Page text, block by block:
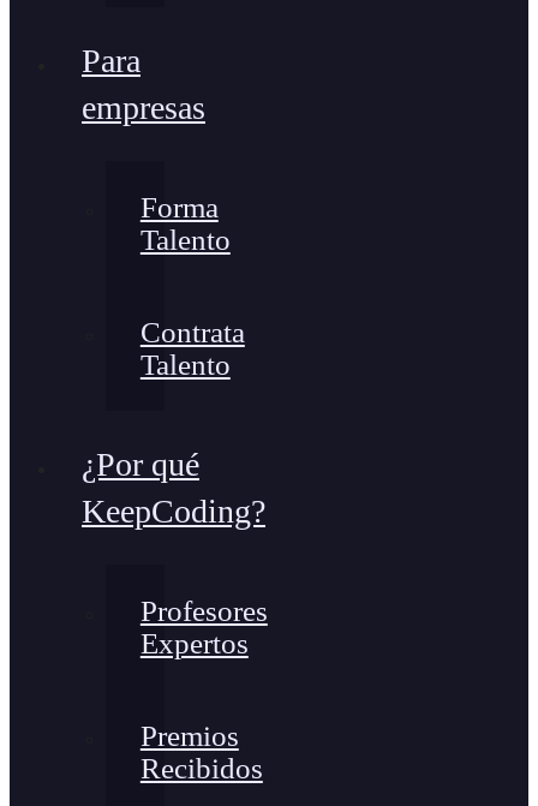
Para
empresas
Forma
Talento
Contrata
Talento
¿Por qué
KeepCoding?
Profesores
Expertos
Premios
Recibidos